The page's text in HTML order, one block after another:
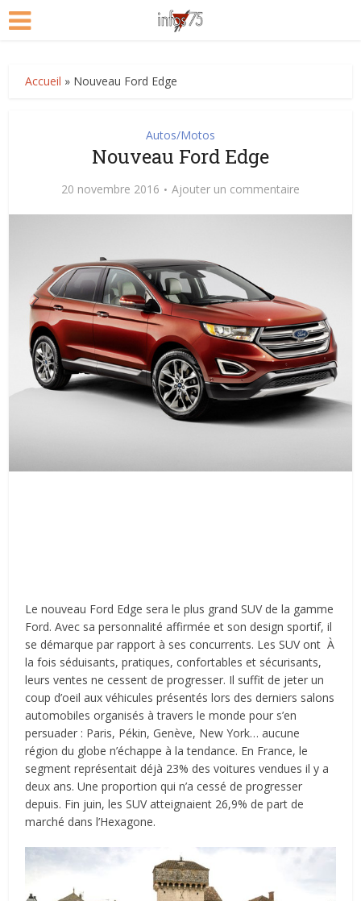
Accueil » Nouveau Ford Edge
Autos/Motos
Nouveau Ford Edge
20 novembre 2016 Ajouter un commentaire
Le nouveau Ford Edge sera le plus grand SUV de la gamme
Ford. Avec sa personnalité affirmée et son design sportif, il
se démarque par rapport à ses concurrents. Les SUV ont À
la fois séduisants, pratiques, confortables et sécurisants,
leurs ventes ne cessent de progresser. Il suffit de jeter un
coup d’oeil aux véhicules présentés lors des derniers salons
automobiles organisés à travers le monde pour s’en
persuader : Paris, Pékin, Genève, New York… aucune
région du globe n’échappe à la tendance. En France, le
segment représentait déjà 23% des voitures vendues il y a
deux ans. Une proportion qui n’a cessé de progresser
depuis. Fin juin, les SUV atteignaient 26,9% de part de
marché dans l’Hexagone.